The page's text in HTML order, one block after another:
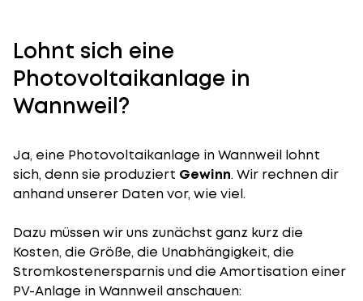
Lohnt sich eine
Photovoltaikanlage in
Wannweil?
Ja, eine Photovoltaikanlage in Wannweil lohnt
sich, denn sie produziert Gewinn. Wir rechnen dir
anhand unserer Daten vor, wie viel.
Dazu müssen wir uns zunächst ganz kurz die
Kosten, die Größe, die Unabhängigkeit, die
Stromkostenersparnis und die Amortisation einer
PV-Anlage in Wannweil anschauen: